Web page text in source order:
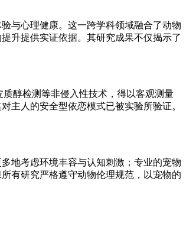
与心理健康。这一跨学科领域融合了动物
升提供实证依据。其研究成果不仅揭示了
醇检测等非侵入性技术，得以客观测量
主人的安全型依恋模式已被实验所验证。
地考虑环境丰容与认知刺激；专业的宠物
有研究严格遵守动物伦理规范，以宠物的